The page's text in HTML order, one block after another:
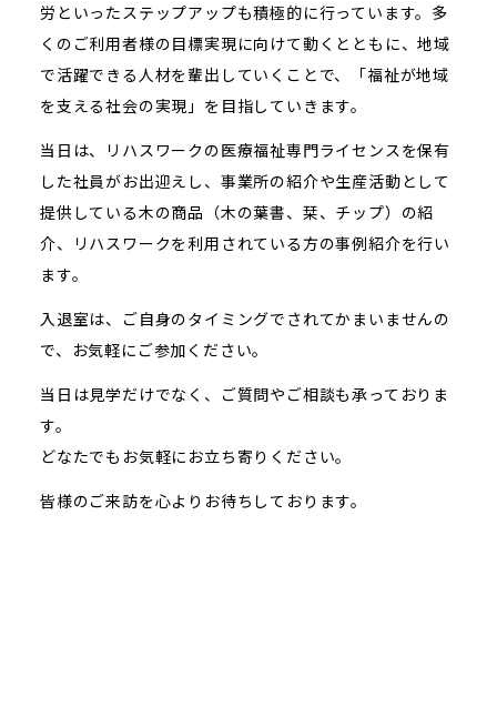
労といったステップアップも積極的に行っています。多
くのご利用者様の目標実現に向けて動くとともに、地域
で活躍できる人材を輩出していくことで、「福祉が地域
を支える社会の実現」を目指していきます。
当日は、リハスワークの医療福祉専門ライセンスを保有
した社員がお出迎えし、事業所の紹介や生産活動として
提供している木の商品（木の葉書、栞、チップ）の紹
介、リハスワークを利用されている方の事例紹介を行い
ます。
入退室は、ご自身のタイミングでされてかまいませんの
で、お気軽にご参加ください。
当日は見学だけでなく、ご質問やご相談も承っておりま
す。
どなたでもお気軽にお立ち寄りください。
皆様のご来訪を心よりお待ちしております。